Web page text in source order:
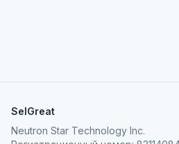
SelGreat
Neutron Star Technology Inc.